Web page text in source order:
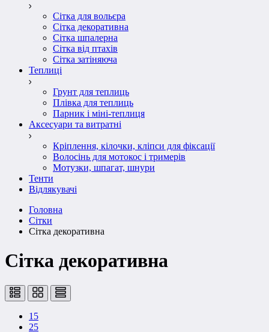
Сітка для вольєра
Сітка декоративна
Сітка шпалерна
Сітка від птахів
Сітка затіняюча
Теплиці
Грунт для теплиць
Плівка для теплиць
Парник і міні-теплиця
Аксесуари та витратні
Кріплення, кілочки, кліпси для фіксації
Волосінь для мотокос і тримерів
Мотузки, шпагат, шнури
Тенти
Відлякувачі
Головна
Сітки
Сітка декоративна
Сітка декоративна
15
25